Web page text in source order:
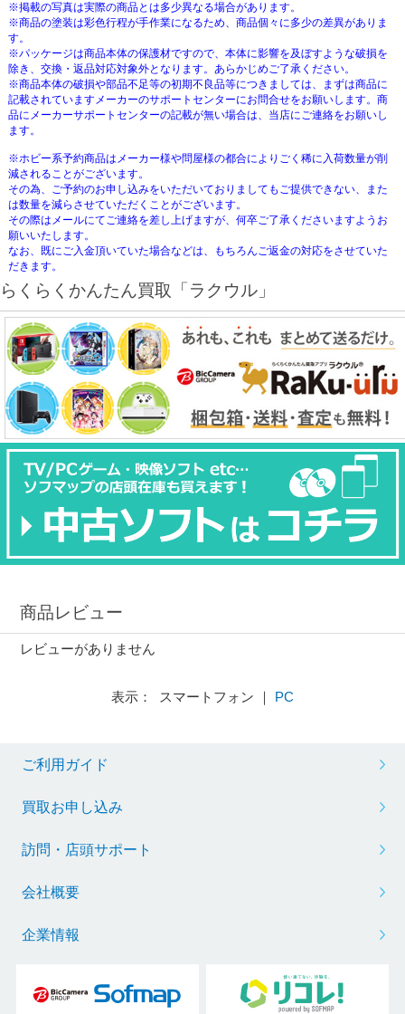
※掲載の写真は実際の商品とは多少異なる場合があります。
※商品の塗装は彩色行程が手作業になるため、商品個々に多少の差異がありま
す。
※パッケージは商品本体の保護材ですので、本体に影響を及ぼすような破損を
除き、交換・返品対応対象外となります。あらかじめご了承ください。
※商品本体の破損や部品不足等の初期不良品等につきましては、まずは商品に
記載されていますメーカーのサポートセンターにお問合せをお願いします。商
品にメーカーサポートセンターの記載が無い場合は、当店にご連絡をお願いし
ます。
※ホビー系予約商品はメーカー様や問屋様の都合によりごく稀に入荷数量が削
減されることがございます。
その為、ご予約のお申し込みをいただいておりましてもご提供できない、また
は数量を減らさせていただくことがございます。
その際はメールにてご連絡を差し上げますが、何卒ご了承くださいますようお
願いいたします。
なお、既にご入金頂いていた場合などは、もちろんご返金の対応をさせていた
だきます。
らくらくかんたん買取「ラクウル」
商品レビュー
レビューがありません
表示： スマートフォン ｜ PC
ご利用ガイド
買取お申し込み
訪問・店頭サポート
会社概要
企業情報